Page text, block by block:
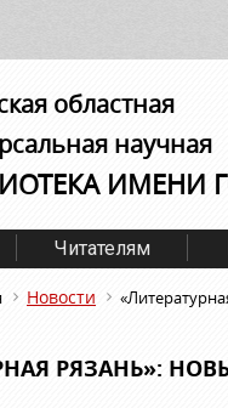
областная
научная
ИМЕНИ
Читателям
Новости
РЯЗАНЬ»: